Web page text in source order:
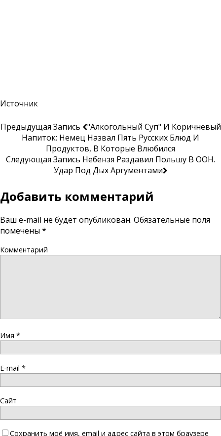
Источник
Предыдущая Запись
"Алкогольный Суп" И Коричневый
Напиток: Немец Назвал Пять Русских Блюд И
Продуктов, В Которые Влюбился
Следующая Запись Небензя Раздавил Польшу В ООН.
Удар Под Дых Аргументами
Добавить комментарий
Ваш e-mail не будет опубликован. Обязательные поля
помечены *
Комментарий
Имя *
E-mail *
Сайт
Сохранить моё имя, email и адрес сайта в этом браузере